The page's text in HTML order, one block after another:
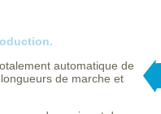
automatique de
de marche et